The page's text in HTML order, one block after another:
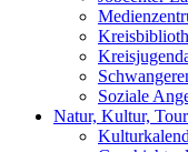
Soziale
Natur, Kultur,